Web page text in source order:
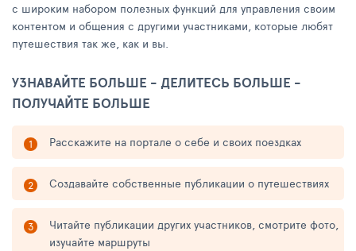
с широким набором полезных функций для управления своим
контентом и общения с другими участниками, которые любят
путешествия так же, как и вы.
УЗНАВАЙТЕ БОЛЬШЕ - ДЕЛИТЕСЬ БОЛЬШЕ -
ПОЛУЧАЙТЕ БОЛЬШЕ
Расскажите на портале о себе и своих поездках
Создавайте собственные публикации о путешествиях
Читайте публикации других участников, смотрите фото,
изучайте маршруты